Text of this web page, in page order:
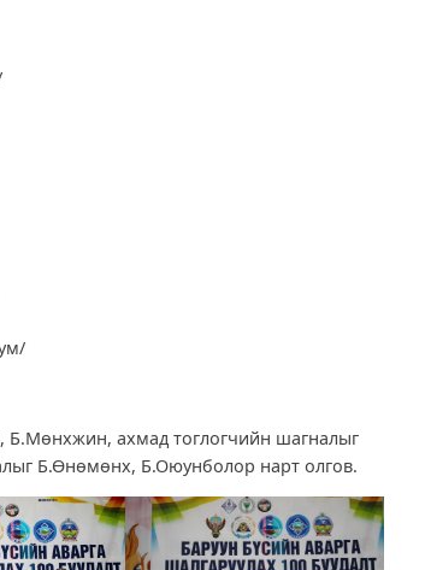
ахмад тоглогчийн шагналыг
Б.Өнөмөнх, Б.Оюунболор нарт олгов.